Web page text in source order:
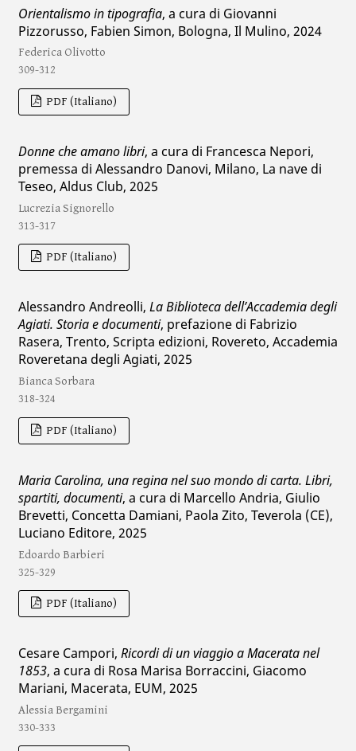
Orientalismo in tipografia, a cura di Giovanni
Pizzorusso, Fabien Simon, Bologna, Il Mulino, 2024
Federica Olivotto
309-312
PDF (Italiano)
Donne che amano libri, a cura di Francesca Nepori,
premessa di Alessandro Danovi, Milano, La nave di
Teseo, Aldus Club, 2025
Lucrezia Signorello
313-317
PDF (Italiano)
Alessandro Andreolli, La Biblioteca dell’Accademia degli
Agiati. Storia e documenti, prefazione di Fabrizio
Rasera, Trento, Scripta edizioni, Rovereto, Accademia
Roveretana degli Agiati, 2025
Bianca Sorbara
318-324
PDF (Italiano)
Maria Carolina, una regina nel suo mondo di carta. Libri,
spartiti, documenti, a cura di Marcello Andria, Giulio
Brevetti, Concetta Damiani, Paola Zito, Teverola (CE),
Luciano Editore, 2025
Edoardo Barbieri
325-329
PDF (Italiano)
Cesare Campori, Ricordi di un viaggio a Macerata nel
1853, a cura di Rosa Marisa Borraccini, Giacomo
Mariani, Macerata, EUM, 2025
Alessia Bergamini
330-333